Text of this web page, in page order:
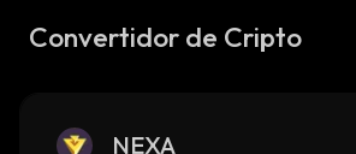
Convertidor de Cripto
NEXA